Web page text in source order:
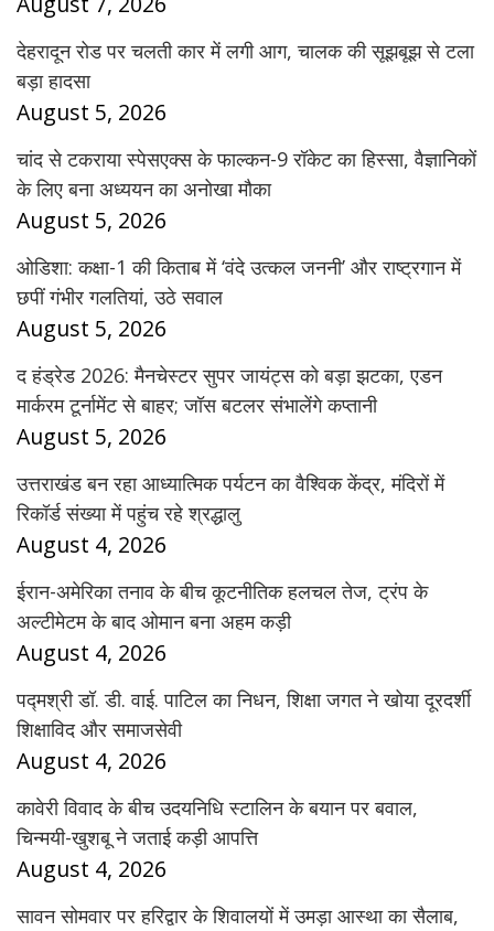
देहरादून रोड पर चलती कार में लगी आग, चालक की सूझबूझ से टला
बड़ा हादसा
August 5, 2026
चांद से टकराया स्पेसएक्स के फाल्कन-9 रॉकेट का हिस्सा, वैज्ञानिकों
के लिए बना अध्ययन का अनोखा मौका
August 5, 2026
ओडिशा: कक्षा-1 की किताब में ‘वंदे उत्कल जननी’ और राष्ट्रगान में
छपीं गंभीर गलतियां, उठे सवाल
August 5, 2026
द हंड्रेड 2026: मैनचेस्टर सुपर जायंट्स को बड़ा झटका, एडन
मार्करम टूर्नामेंट से बाहर; जॉस बटलर संभालेंगे कप्तानी
August 5, 2026
उत्तराखंड बन रहा आध्यात्मिक पर्यटन का वैश्विक केंद्र, मंदिरों में
रिकॉर्ड संख्या में पहुंच रहे श्रद्धालु
August 4, 2026
ईरान-अमेरिका तनाव के बीच कूटनीतिक हलचल तेज, ट्रंप के
अल्टीमेटम के बाद ओमान बना अहम कड़ी
August 4, 2026
पद्मश्री डॉ. डी. वाई. पाटिल का निधन, शिक्षा जगत ने खोया दूरदर्शी
शिक्षाविद और समाजसेवी
August 4, 2026
कावेरी विवाद के बीच उदयनिधि स्टालिन के बयान पर बवाल,
चिन्मयी-खुशबू ने जताई कड़ी आपत्ति
August 4, 2026
सावन सोमवार पर हरिद्वार के शिवालयों में उमड़ा आस्था का सैलाब,